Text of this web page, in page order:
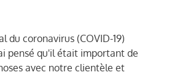
du coronavirus (COVID-19)
pensé qu'il était important de
avec notre clientèle et